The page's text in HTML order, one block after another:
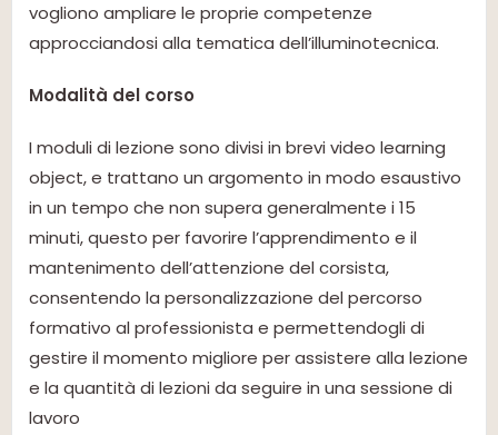
vogliono ampliare le proprie competenze
approcciandosi alla tematica dell’illuminotecnica.
Modalità del corso
I moduli di lezione sono divisi in brevi video learning
object, e trattano un argomento in modo esaustivo
in un tempo che non supera generalmente i 15
minuti, questo per favorire l’apprendimento e il
mantenimento dell’attenzione del corsista,
consentendo la personalizzazione del percorso
formativo al professionista e permettendogli di
gestire il momento migliore per assistere alla lezione
e la quantità di lezioni da seguire in una sessione di
lavoro